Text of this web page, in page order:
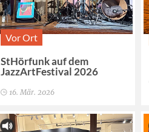
Vor Ort
StHörfunk auf dem
JazzArtFestival 2026
16. Mär. 2026